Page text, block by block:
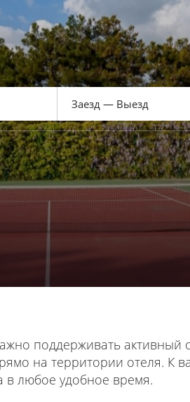
поддерживать
на территории отеля. К
любое удобное время.